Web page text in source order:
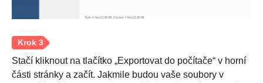
Stačí kliknout na tlačítko „Exportovat do počítače“ v horní
části stránky a začít. Jakmile budou vaše soubory v